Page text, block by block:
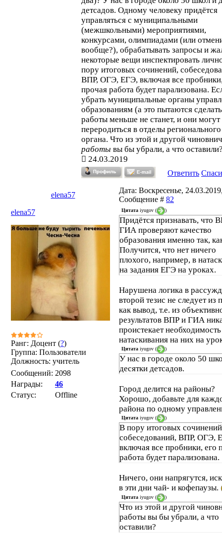
детсадов. Одному человеку придётся
управляться с муниципальными
(межшкольными) мероприятиями,
конкурсами, олимпиадами (или
вообще?), обрабатывать запросы и
некоторые вещи инспектировать
пору итоговых сочинений,
ВПР, ОГЭ, ЕГЭ, включая все
прочая работа будет парализована.
убрать муниципальные органы
образованиям (а это пытаются
работы меньше не станет, и они могут
переродиться в отделы регионального
органа. Что из этой и другой
работы вы бы убрали, а что
24.03.2019
Ответить
elena57
Дата: Воскресенье,
Сообщение # 82
elena57
Ранг: Доцент (?)
Группа: Пользователи
Должность: учитель
Сообщений: 2098
Награды:
46
Статус:
Offline
Цитата iyugov ( )
Придётся признавать, что
ГИА проверяют качество
образования именно так,
Получится, что нет ничего
плохого, например, в
на задания ЕГЭ на уроках.
Нарушена логика в
второй тезис не следует из
как вывод, т.е. из
результатов ВПР и ГИА
проистекает необходимость
натаскивания на них на
Цитата iyugov ( )
У нас в городе около 50
десятки детсадов.
Город делится на районы?
Хорошо, добавьте для
района по одному
Цитата iyugov ( )
В пору итоговых
собеседований, ВПР, ОГЭ,
включая все пробники, его
работа будет парализована.
Ничего, они напрягутся,
в эти дни чай- и кофепаузы.
Цитата iyugov ( )
Что из этой и другой
работы вы бы убрали, а что
оставили?